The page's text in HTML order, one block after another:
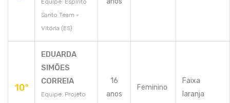
Equipe: Espírito
Santo Team -
Vitória (ES)
10º
EDUARDA
SIMÕES
CORREIA
Equipe: Projeto
16
anos
Feminino
Faixa
laranja